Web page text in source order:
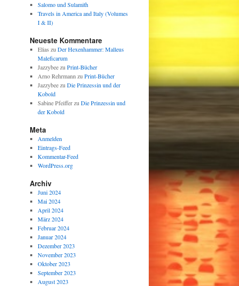
Salomo und Sulamith
Travels in America and Italy (Volumes
I & II)
Neueste Kommentare
Elias zu Der Hexenhammer: Malleus
Maleficarum
Jazzybeezu Print-Bücher
Arno Rehrmann zu Print-Bücher
Jazzybeezu Die Prinzessin und der
Kobold
Sabine Pfeifferzu Die Prinzessin und
der Kobold
Meta
Anmelden
Eintrags-Feed
Kommentar-Feed
WordPress.org
Archiv
Juni 2024
Mai 2024
April 2024
März 2024
Februar 2024
Januar 2024
Dezember 2023
November 2023
Oktober 2023
September 2023
August 2023